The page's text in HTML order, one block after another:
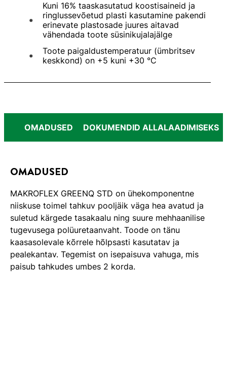
Kuni 16% taaskasutatud koostisaineid ja
ringlussevõetud plasti kasutamine pakendi
erinevate plastosade juures aitavad
vähendada toote süsinikujalajälge
Toote paigaldustemperatuur (ümbritsev
keskkond) on +5 kuni +30 °C
OMADUSED DOKUMENDID ALLALAADIMISEKS
OMADUSED
MAKROFLEX GREENQ STD on ühekomponentne
niiskuse toimel tahkuv pooljäik väga hea avatud ja
suletud kärgede tasakaalu ning suure mehhaanilise
tugevusega polüuretaanvaht. Toode on tänu
kaasasolevale kõrrele hõlpsasti kasutatav ja
pealekantav. Tegemist on isepaisuva vahuga, mis
paisub tahkudes umbes 2 korda.